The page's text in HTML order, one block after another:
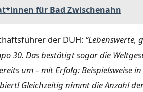
für Bad Zwischenahn
der DUH: “Lebenswerte,
30. Das bestätigt sogar die
um – mit Erfolg: Beispielsweise
Gleichzeitig nimmt die Anzahl